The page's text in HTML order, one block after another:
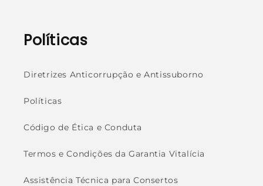
Políticas
Diretrizes Anticorrupção e Antissuborno
Políticas
Código de Ética e Conduta
Termos e Condições da Garantia Vitalícia
Assistência Técnica para Consertos